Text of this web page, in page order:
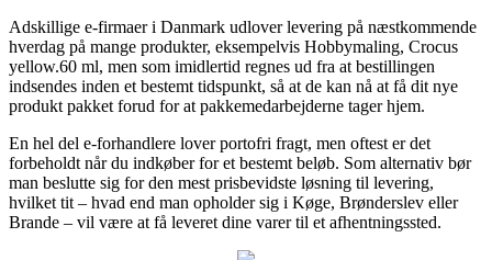
Adskillige e-firmaer i Danmark udlover levering på næstkommende
hverdag på mange produkter, eksempelvis Hobbymaling, Crocus
yellow.60 ml, men som imidlertid regnes ud fra at bestillingen
indsendes inden et bestemt tidspunkt, så at de kan nå at få dit nye
produkt pakket forud for at pakkemedarbejderne tager hjem.
En hel del e-forhandlere lover portofri fragt, men oftest er det
forbeholdt når du indkøber for et bestemt beløb. Som alternativ bør
man beslutte sig for den mest prisbevidste løsning til levering,
hvilket tit – hvad end man opholder sig i Køge, Brønderslev eller
Brande – vil være at få leveret dine varer til et afhentningssted.